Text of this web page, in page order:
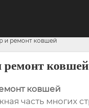
и ремонт ковшей
ремонт ковшей
ковшей
часть многих